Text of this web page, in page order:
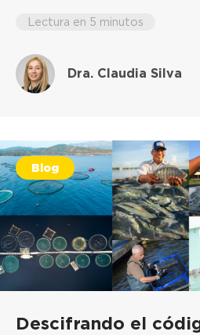
Lectura en 5 minutos
Dra. Claudia Silva
Blog
Descifrando el